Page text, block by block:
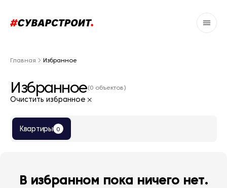
Главная Избранное
Избранное(0 объектов)
Очистить избранное
Квартиры 0
В избранном пока ничего нет.